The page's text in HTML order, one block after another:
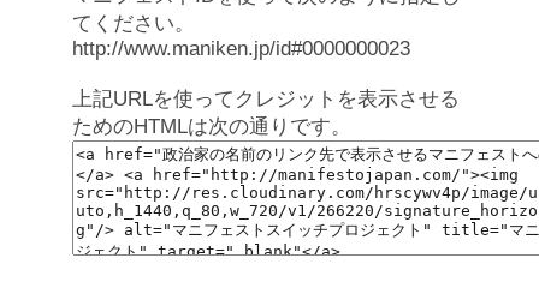
てください。
http://www.maniken.jp/id#0000000023
上記URLを使ってクレジットを表示させる
ためのHTMLは次の通りです。